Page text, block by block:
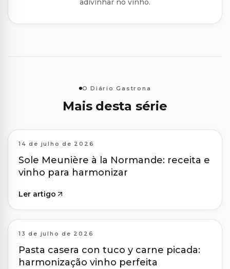
adivinhar no vinho.
O Diário Gastrona
Mais desta série
14 de julho de 2026
Sole Meunière à la Normande: receita e
vinho para harmonizar
Ler artigo
13 de julho de 2026
Pasta casera con tuco y carne picada:
harmonização vinho perfeita